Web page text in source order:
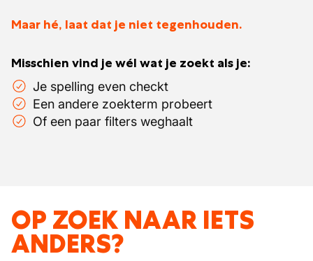
Maar hé, laat dat je niet tegenhouden.
Misschien vind je wél wat je zoekt als je:
Je spelling even checkt
Een andere zoekterm probeert
Of een paar filters weghaalt
OP ZOEK NAAR IETS
ANDERS?